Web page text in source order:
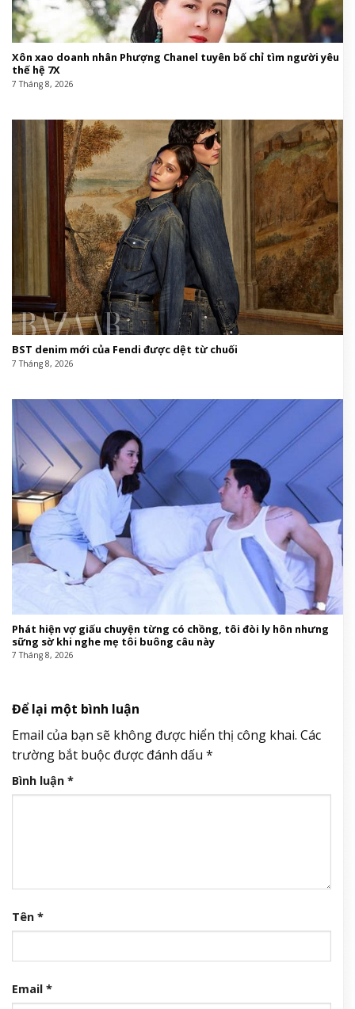
Xôn xao doanh nhân Phượng Chanel tuyên bố chỉ tìm người yêu
thế hệ 7X
7 Tháng 8, 2026
BST denim mới của Fendi được dệt từ chuối
7 Tháng 8, 2026
Phát hiện vợ giấu chuyện từng có chồng, tôi đòi ly hôn nhưng
sững sờ khi nghe mẹ tôi buông câu này
7 Tháng 8, 2026
Để lại một bình luận
Email của bạn sẽ không được hiển thị công khai. Các
trường bắt buộc được đánh dấu *
Bình luận *
Tên *
Email *